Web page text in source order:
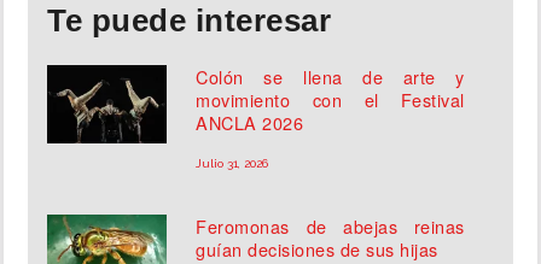
Te puede interesar
Colón se llena de arte y
movimiento con el Festival
ANCLA 2026
Julio 31, 2026
Feromonas de abejas reinas
guían decisiones de sus hijas